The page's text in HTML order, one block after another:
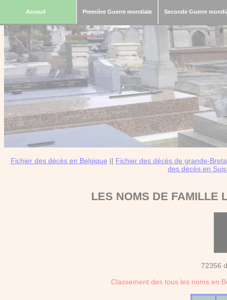
Acceuil Première Guerre mondiale Seconde Guerre
Fichier des décès en Belgique || Fichier des décès de grande-
des décès en
LES NOMS DE FAMILLE
72356
Classement des tous les noms en